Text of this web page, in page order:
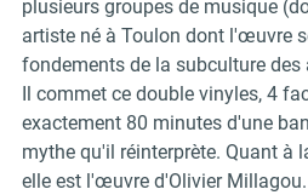
plusieurs groupes de musique
artiste né à Toulon dont l'œuvre
fondements de la subculture des
Il commet ce double vinyles, 4
exactement 80 minutes d'une
mythe qu'il réinterprète. Quant à
elle est l'œuvre d'Olivier Millagou.